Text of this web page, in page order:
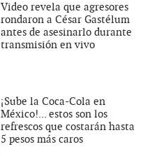
Video revela que agresores
rondaron a César Gastélum
antes de asesinarlo durante
transmisión en vivo
¡Sube la Coca-Cola en
México!... estos son los
refrescos que costarán hasta
5 pesos más caros